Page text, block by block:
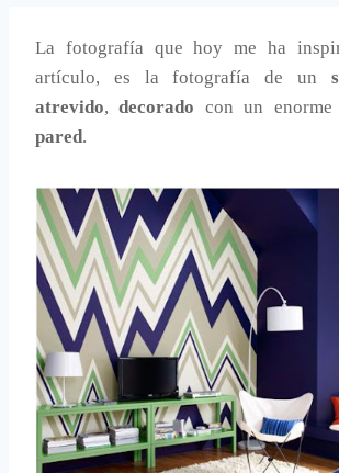
La fotografía que hoy me ha
artículo, es la fotografía de un
atrevido,decorado con un
pared.